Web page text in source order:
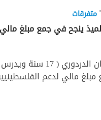
• متفرقات
ينجح في جمع مبلغ
تمكن التلميذ،
مالي لدعم